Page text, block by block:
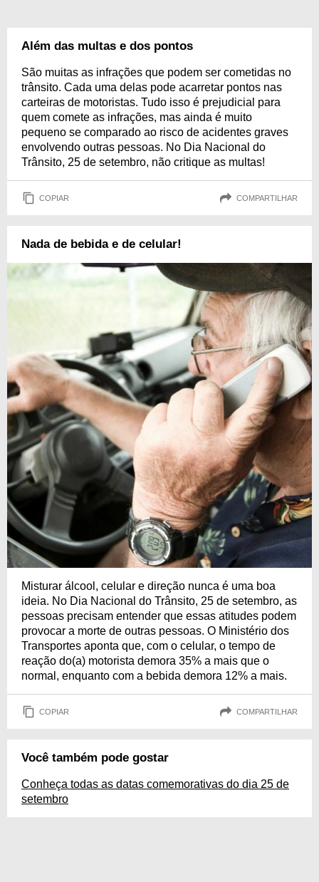
Além das multas e dos pontos
São muitas as infrações que podem ser cometidas no
trânsito. Cada uma delas pode acarretar pontos nas
carteiras de motoristas. Tudo isso é prejudicial para
quem comete as infrações, mas ainda é muito
pequeno se comparado ao risco de acidentes graves
envolvendo outras pessoas. No Dia Nacional do
Trânsito, 25 de setembro, não critique as multas!
COPIAR COMPARTILHAR
Nada de bebida e de celular!
Misturar álcool, celular e direção nunca é uma boa
ideia. No Dia Nacional do Trânsito, 25 de setembro, as
pessoas precisam entender que essas atitudes podem
provocar a morte de outras pessoas. O Ministério dos
Transportes aponta que, com o celular, o tempo de
reação do(a) motorista demora 35% a mais que o
normal, enquanto com a bebida demora 12% a mais.
COPIAR COMPARTILHAR
Você também pode gostar
Conheça todas as datas comemorativas do dia 25 de
setembro